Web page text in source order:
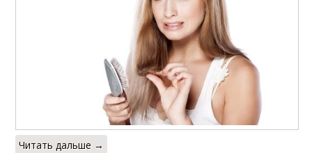
Читать дальше →